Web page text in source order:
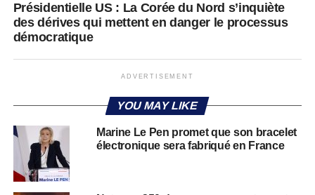
Présidentielle US : La Corée du Nord s’inquiète
des dérives qui mettent en danger le processus
démocratique
ADVERTISEMENT
YOU MAY LIKE
Marine Le Pen promet que son bracelet
électronique sera fabriqué en France